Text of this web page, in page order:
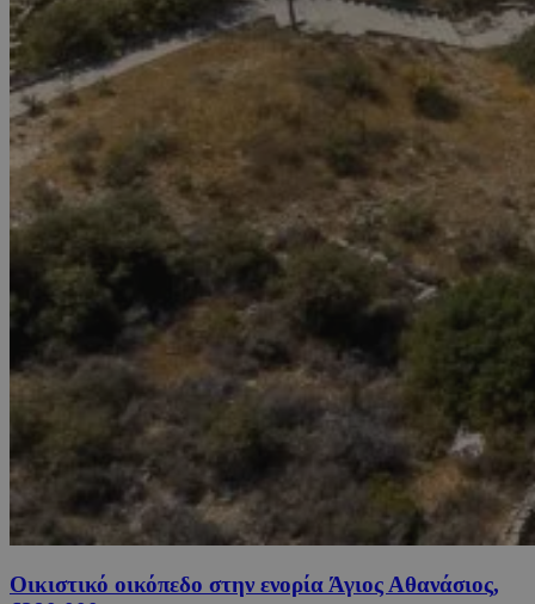
Οικιστικό οικόπεδο στην ενορία Άγιος Αθανάσιος,